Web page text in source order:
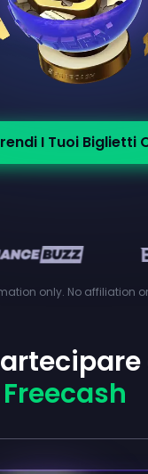
I Tuoi Biglietti
only. No affiliation